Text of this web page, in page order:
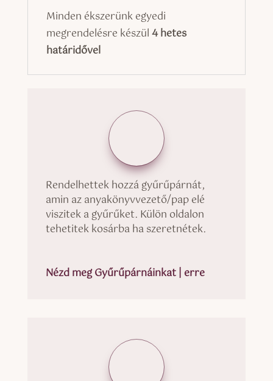
Minden ékszerünk egyedi
megrendelésre készül4 hetes
határidővel
Rendelhettek hozzá gyűrűpárnát,
amin az anyakönyvvezető/pap elé
viszitek a gyűrűket. Külön oldalon
tehetitek kosárba ha szeretnétek.
Nézd meg Gyűrűpárnáinkat | erre